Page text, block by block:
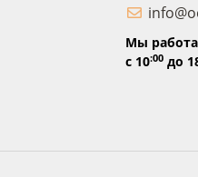
Мы
с 10:00до